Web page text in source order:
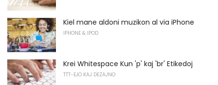
Kiel mane aldoni muzikon al via iPhone
IPHONE & IPOD
Krei Whitespace Kun 'p' kaj 'br' Etikedoj
TTT-EJO KAJ DEZAJNO